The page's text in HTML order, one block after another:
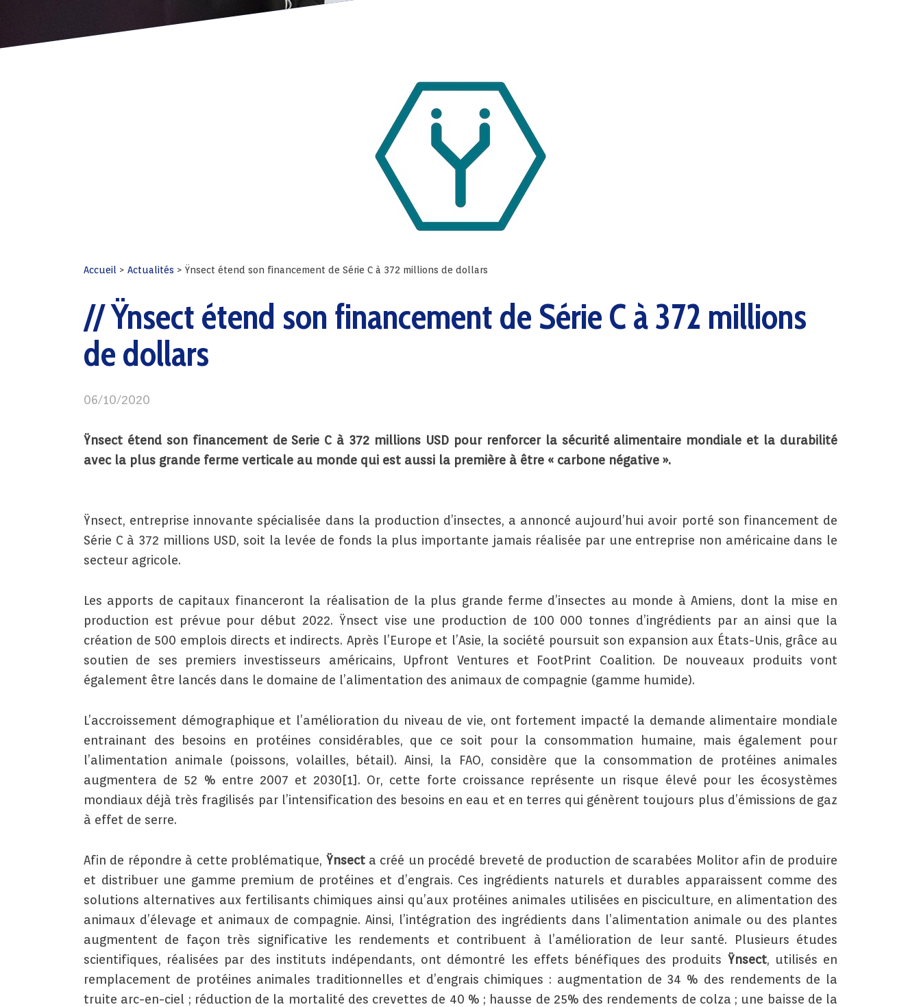
Accueil > Actualités > Ÿnsect étend son financement de Série C à 372 millions de dollars
Ÿnsect étend son financement de Série C à 372 millions
de dollars
06/10/2020
Ÿnsect étend son financement de Serie C à 372 millions USD pour renforcer la sécurité alimentaire mondiale et la durabilité
avec la plus grande ferme verticale au monde qui est aussi la première à être « carbone négative ».
Ÿnsect, entreprise innovante spécialisée dans la production d’insectes, a annoncé aujourd’hui avoir porté son financement de
Série C à 372 millions USD, soit la levée de fonds la plus importante jamais réalisée par une entreprise non américaine dans le
secteur agricole.
Les apports de capitaux financeront la réalisation de la plus grande ferme d’insectes au monde à Amiens, dont la mise en
production est prévue pour début 2022. Ÿnsect vise une production de 100 000 tonnes d’ingrédients par an ainsi que la
création de 500 emplois directs et indirects. Après l’Europe et l’Asie, la société poursuit son expansion aux États-Unis, grâce au
soutien de ses premiers investisseurs américains, Upfront Ventures et FootPrint Coalition. De nouveaux produits vont
également être lancés dans le domaine de l’alimentation des animaux de compagnie (gamme humide).
L’accroissement démographique et l’amélioration du niveau de vie, ont fortement impacté la demande alimentaire mondiale
entrainant des besoins en protéines considérables, que ce soit pour la consommation humaine, mais également pour
l’alimentation animale (poissons, volailles, bétail). Ainsi, la FAO, considère que la consommation de protéines animales
augmentera de 52 % entre 2007 et 2030[1]. Or, cette forte croissance représente un risque élevé pour les écosystèmes
mondiaux déjà très fragilisés par l’intensification des besoins en eau et en terres qui génèrent toujours plus d’émissions de gaz
à effet de serre.
Afin de répondre à cette problématique, Ÿnsecta créé un procédé breveté de production de scarabées Molitor afin de produire
et distribuer une gamme premium de protéines et d’engrais. Ces ingrédients naturels et durables apparaissent comme des
solutions alternatives aux fertilisants chimiques ainsi qu’aux protéines animales utilisées en pisciculture, en alimentation des
animaux d’élevage et animaux de compagnie. Ainsi, l’intégration des ingrédients dans l’alimentation animale ou des plantes
augmentent de façon très significative les rendements et contribuent à l’amélioration de leur santé. Plusieurs études
scientifiques, réalisées par des instituts indépendants, ont démontré les effets bénéfiques des produits Ÿnsect, utilisés en
remplacement de protéines animales traditionnelles et d’engrais chimiques : augmentation de 34 % des rendements de la
truite arc-en-ciel ; réduction de la mortalité des crevettes de 40 % ; hausse de 25% des rendements de colza ; une baisse de la